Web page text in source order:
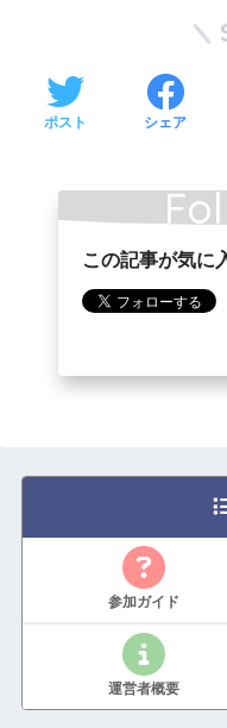
ポスト シェア
この記事が気に
参加ガイド
運営者概要